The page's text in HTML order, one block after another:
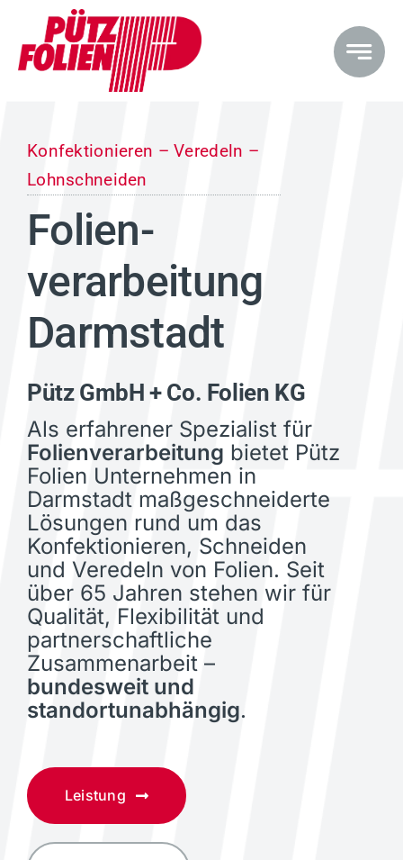
Inhalt
springen
Konfektionieren – Veredeln –
Lohnschneiden
Folien­
verarbeitung
Darmstadt
Pütz GmbH + Co. Folien KG
Als erfahrener Spezialist für
Folienverarbeitung bietet Pütz
Folien Unternehmen in
Darmstadt maßgeschneiderte
Lösungen rund um das
Konfektionieren, Schneiden
und Veredeln von Folien. Seit
über 65 Jahren stehen wir für
Qualität, Flexibilität und
partnerschaftliche
Zusammenarbeit –
bundesweit und
standortunabhängig.
Leistung